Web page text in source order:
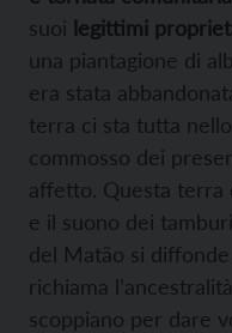
suoi legittimi
una piantagione di
era stata
terra ci sta tutta
commosso dei
affetto. Questa terra
e il suono dei
del Matão si
richiama
scoppiano per dare